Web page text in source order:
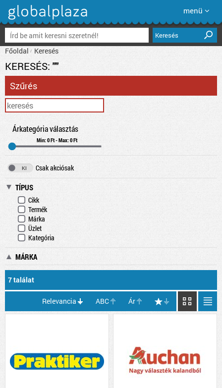
menü
Keresés
Főoldal Keresés
KERESÉS: ""
Szűrés
Árkategória választás
Min: 0 Ft - Max: 0 Ft
Csak akciósak
TÍPUS
Cikk
Termék
Márka
Üzlet
Kategória
MÁRKA
7 találat
Relevancia ABC Ár